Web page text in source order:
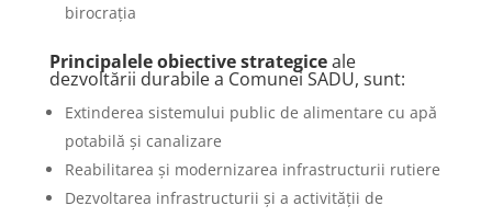
birocrația
Principalele obiective strategiceale
dezvoltării durabile a Comunei SADU, sunt:
Extinderea sistemului public de alimentare cu apă
potabilă și canalizare
Reabilitarea și modernizarea infrastructurii rutiere
Dezvoltarea infrastructurii și a activității de